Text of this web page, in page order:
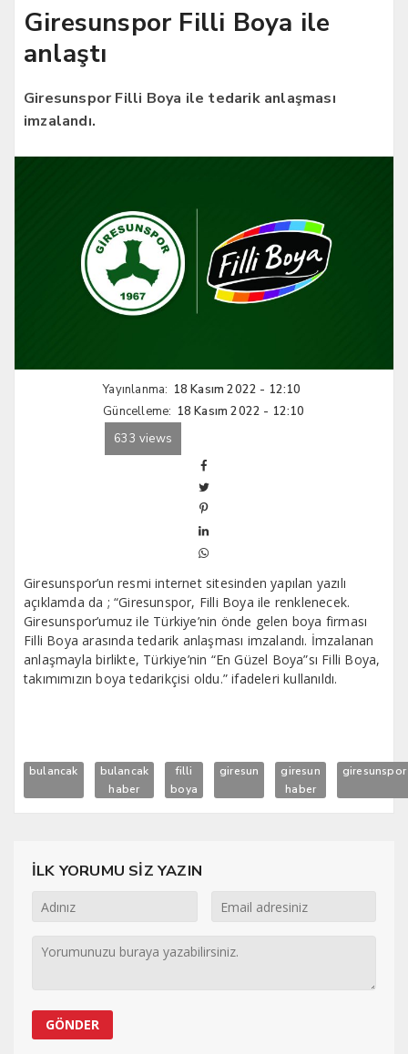
Giresunspor Filli Boya ile
anlaştı
Giresunspor Filli Boya ile tedarik anlaşması
imzalandı.
Yayınlanma: 18 Kasım 2022 - 12:10
Güncelleme: 18 Kasım 2022 - 12:10
633 views
Giresunspor’un resmi internet sitesinden yapılan yazılı
açıklamda da ; “Giresunspor, Filli Boya ile renklenecek.
Giresunspor’umuz ile Türkiye’nin önde gelen boya firması
Filli Boya arasında tedarik anlaşması imzalandı. İmzalanan
anlaşmayla birlikte, Türkiye’nin “En Güzel Boya”sı Filli Boya,
takımımızın boya tedarikçisi oldu.” ifadeleri kullanıldı.
bulancak
bulancak
haber
filli
boya
giresun
giresun
haber
giresunspor
İLK YORUMU SİZ YAZIN